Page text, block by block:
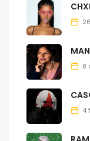
8
4